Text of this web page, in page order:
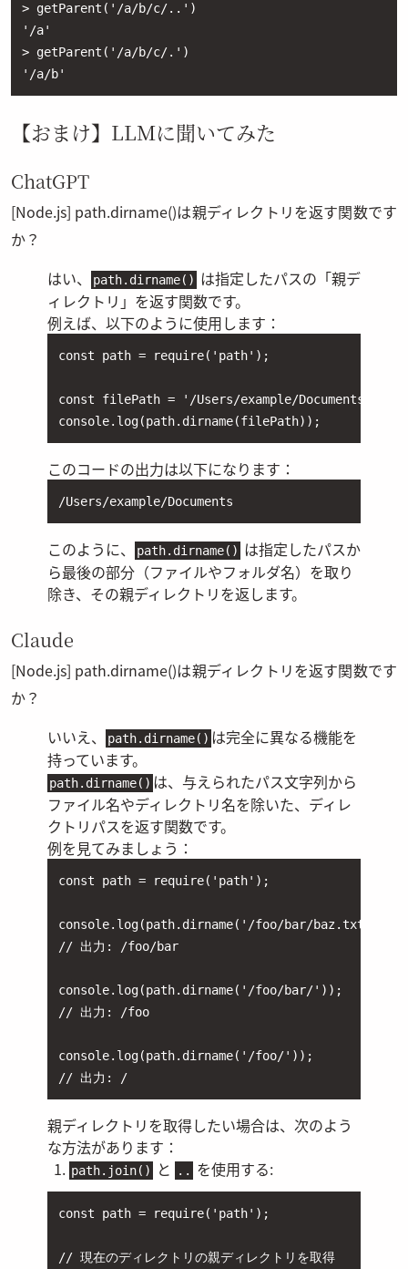
> getParent('/a/b/c/..')
'/a'
> getParent('/a/b/c/.')
'/a/b'
【おまけ】LLMに聞いてみた
ChatGPT
[Node.js] path.dirname()は親ディレクトリを返す関数です
か？
はい、
path.dirname() は指定したパスの「親デ
ィレクトリ」を返す関数です。
例えば、以下のように使用します：
const path = require('path');
const filePath = '/Users/example/Documents/
console.log(path.dirname(filePath));
このコードの出力は以下になります：
/Users/example/Documents
このように、 path.dirname() は指定したパスか
ら最後の部分（ファイルやフォルダ名）を取り
除き、その親ディレクトリを返します。
Claude
[Node.js] path.dirname()は親ディレクトリを返す関数です
か？
いいえ、
path.dirname() は完全に異なる機能を
持っています。
path.dirname() は、与えられたパス文字列から
ファイル名やディレクトリ名を除いた、ディレ
クトリパスを返す関数です。
例を見てみましょう：
const path = require('path');
console.log(path.dirname('/foo/bar/baz.txt'));
// 出力: /foo/bar
console.log(path.dirname('/foo/bar/'));
// 出力: /foo
console.log(path.dirname('/foo/'));
// 出力: /
親ディレクトリを取得したい場合は、次のよう
な方法があります：
path.join() と .. を使用する:
const path = require('path');
// 現在のディレクトリの親ディレクトリを取得